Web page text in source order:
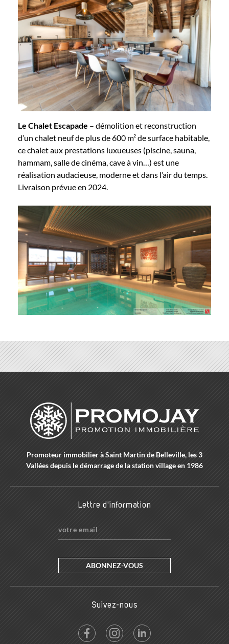
Le Chalet Escapade – démolition et reconstruction
d’un chalet neuf de plus de 600 m² de surface habitable,
ce chalet aux prestations luxueuses (piscine, sauna,
hammam, salle de cinéma, cave à vin…) est une
réalisation audacieuse, moderne et dans l’air du temps.
Livraison prévue en 2024.
Promoteur immobilier à Saint Martin de Belleville, les 3
Vallées depuis le démarrage de la station village en 1986
Lettre d'information
ABONNEZ-VOUS
Suivez-nous